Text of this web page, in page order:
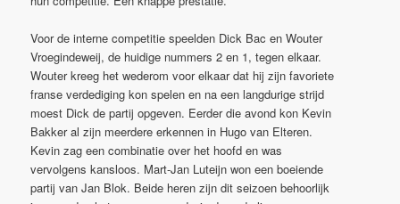
Voor de interne competitie speelden Dick Bac en Wouter
Vroegindeweij, de huidige nummers 2 en 1, tegen elkaar.
Wouter kreeg het wederom voor elkaar dat hij zijn favoriete
franse verdediging kon spelen en na een langdurige strijd
moest Dick de partij opgeven. Eerder die avond kon Kevin
Bakker al zijn meerdere erkennen in Hugo van Elteren.
Kevin zag een combinatie over het hoofd en was
vervolgens kansloos. Mart-Jan Luteijn won een boeiende
partij van Jan Blok. Beide heren zijn dit seizoen behoorlijk